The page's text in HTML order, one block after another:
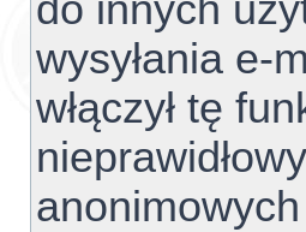
do innych
wysyłania e-
włączył tę